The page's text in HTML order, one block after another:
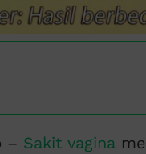
– Sakit vagina